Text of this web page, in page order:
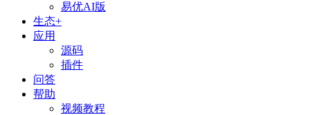
易优AI版
生态+
应用
源码
插件
问答
帮助
视频教程